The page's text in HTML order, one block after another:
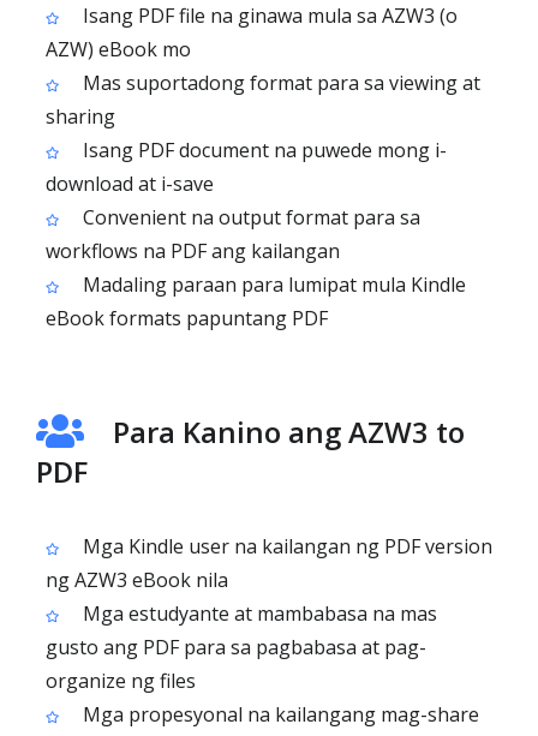
Isang PDF file na ginawa mula sa AZW3 (o
AZW) eBook mo
Mas suportadong format para sa viewing at
sharing
Isang PDF document na puwede mong i-
download at i-save
Convenient na output format para sa
workflows na PDF ang kailangan
Madaling paraan para lumipat mula Kindle
eBook formats papuntang PDF
Para Kanino ang AZW3 to
PDF
Mga Kindle user na kailangan ng PDF version
ng AZW3 eBook nila
Mga estudyante at mambabasa na mas
gusto ang PDF para sa pagbabasa at pag-
organize ng files
Mga propesyonal na kailangang mag-share